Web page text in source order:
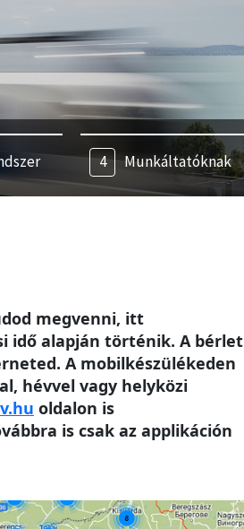
Munkáltatóknak
megvenni, itt
idő alapján történik. A bérlet
A mobilkészülékeden
hévvel vagy helyközi
oldalon is
is csak az applikáción